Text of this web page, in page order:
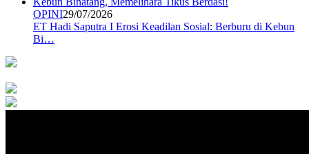
OPINI29/07/2026
ET Hadi Saputra I Erosi Keadilan Sosial: Berburu di Kebun
Bi…